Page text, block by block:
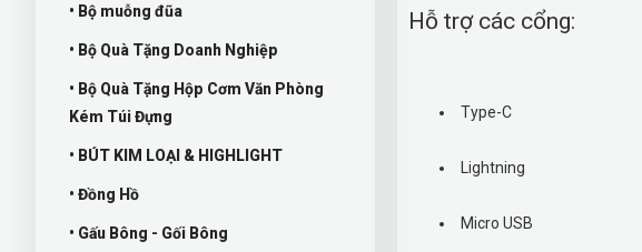
• Bộ muỗng đũa
• Bộ Quà Tặng Doanh Nghiệp
• Bộ Quà Tặng Hộp Cơm Văn Phòng
Kém Túi Đựng
• BÚT KIM LOẠI & HIGHLIGHT
• Đồng Hồ
• Gấu Bông - Gối Bông
Hỗ trợ các cổng:
Type-C
Lightning
Micro USB